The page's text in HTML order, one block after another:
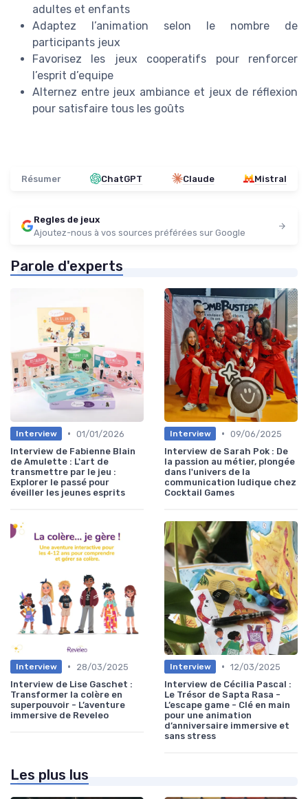
adultes et enfants
Adaptez l’animation selon le nombre de
participants jeux
Favorisez les jeux cooperatifs pour renforcer
l’esprit d’equipe
Alternez entre jeux ambiance et jeux de réflexion
pour satisfaire tous les goûts
Résumer ChatGPT Claude Mistral
Regles de jeux
Ajoutez-nous à vos sources préférées sur Google
Parole d'experts
Interview • 01/01/2026
Interview de Fabienne Blain
de Amulette : L'art de
transmettre par le jeu :
Explorer le passé pour
éveiller les jeunes esprits
Interview • 09/06/2025
Interview de Sarah Pok : De
la passion au métier, plongée
dans l'univers de la
communication ludique chez
Cocktail Games
Interview •
28/03/2025
Interview de Lise Gaschet :
Transformer la colère en
superpouvoir - L’aventure
immersive de Reveleo
Interview • 12/03/2025
Interview de Cécilia Pascal :
Le Trésor de Sapta Rasa -
L’escape game - Clé en main
pour une animation
d’anniversaire immersive et
sans stress
Les plus lus